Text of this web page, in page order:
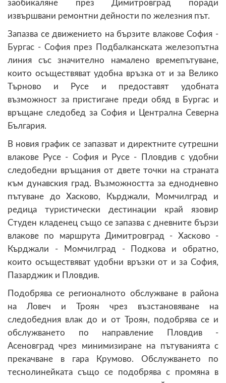
заобикаляне през Димитровград поради
извършвани ремонтни дейности по железния път.
Запазва се движението на бързите влакове София -
Бургас - София през Подбалканската железопътна
линия със значително намалено времепътуване,
които осъществяват удобна връзка от и за Велико
Търново и Русе и предоставят удобната
възможност за пристигане преди обяд в Бургас и
връщане следобед за София и Централна Северна
България.
В новия график се запазват и директните сутрешни
влакове Русе - София и Русе - Пловдив с удобни
следобедни връщания от двете точки на страната
към дунавския град. Възможността за еднодневно
пътуване до Хасково, Кърджали, Момчилград и
редица туристически дестинации край язовир
Студен кладенец също се запазва с дневните бързи
влакове по маршрута Димитровград - Хасково -
Кърджали - Момчилград - Подкова и обратно,
които осъществяват удобни връзки от и за София,
Пазарджик и Пловдив.
Подобрява се регионалното обслужване в района
на Ловеч и Троян чрез възстановяване на
следобедния влак до и от Троян, подобрява се и
обслужването по направление Пловдив -
Асеновград чрез минимизиране на пътуванията с
прекачване в гара Крумово. Обслужването по
теснолинейката също се подобрява с промяна в